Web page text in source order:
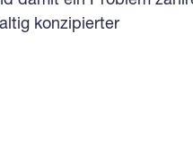
konzipierter